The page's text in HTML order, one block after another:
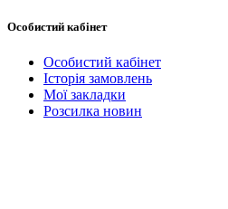
Особистий кабінет
Особистий кабінет
Історія замовлень
Мої закладки
Розсилка новин